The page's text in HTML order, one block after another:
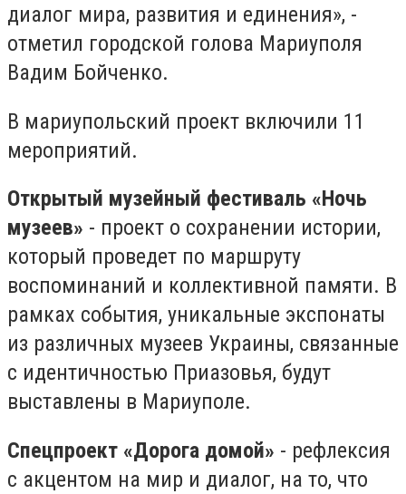
диалог мира, развития и единения», -
отметил городской голова Мариуполя
Вадим Бойченко.
В мариупольский проект включили 11
мероприятий.
Открытый музейный фестиваль «Ночь
музеев» - проект о сохранении истории,
который проведет по маршруту
воспоминаний и коллективной памяти. В
рамках события, уникальные экспонаты
из различных музеев Украины, связанные
с идентичностью Приазовья, будут
выставлены в Мариуполе.
Спецпроект «Дорога домой» - рефлексия
с акцентом на мир и диалог, на то, что